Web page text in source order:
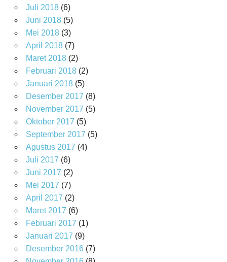
Juli 2018(6)
Juni 2018(5)
Mei 2018(3)
April 2018(7)
Maret 2018(2)
Februari 2018(2)
Januari 2018(5)
Desember 2017 (8)
November 2017 (5)
Oktober 2017 (5)
September 2017 (5)
Agustus 2017 (4)
Juli 2017 (6)
Juni 2017 (2)
Mei 2017 (7)
April 2017 (2)
Maret 2017 (6)
Februari 2017 (1)
Januari 2017 (9)
Desember 2016(7)